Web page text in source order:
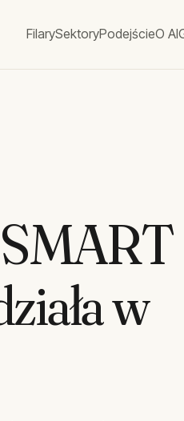
FilarySektoryPodejścieO
w